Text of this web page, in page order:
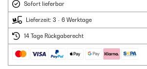
Sofort lieferbar
Lieferzeit: 3 - 6 Werktage
14 Tage Rückgaberecht